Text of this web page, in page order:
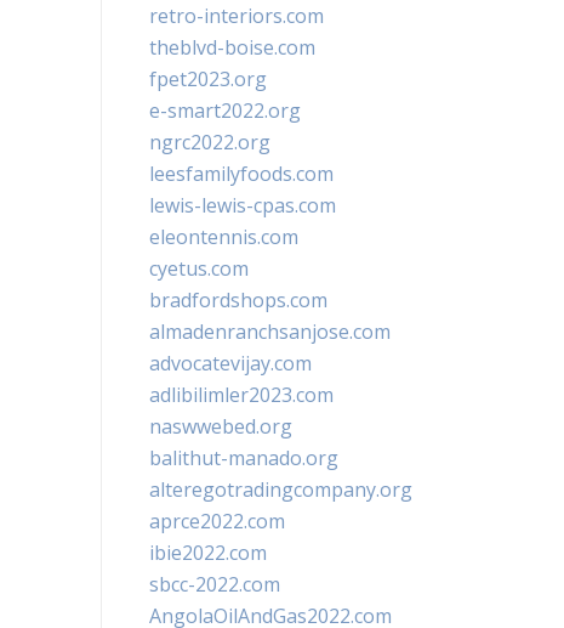
retro-interiors.com
theblvd-boise.com
fpet2023.org
e-smart2022.org
ngrc2022.org
leesfamilyfoods.com
lewis-lewis-cpas.com
eleontennis.com
cyetus.com
bradfordshops.com
almadenranchsanjose.com
advocatevijay.com
adlibilimler2023.com
naswwebed.org
balithut-manado.org
alteregotradingcompany.org
aprce2022.com
ibie2022.com
sbcc-2022.com
AngolaOilAndGas2022.com